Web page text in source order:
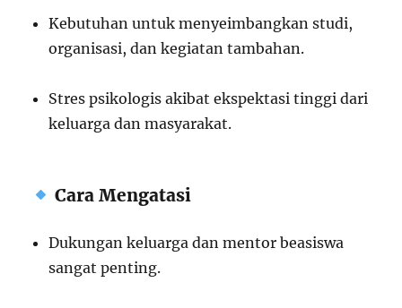
Kebutuhan untuk menyeimbangkan studi,
organisasi, dan kegiatan tambahan.
Stres psikologis akibat ekspektasi tinggi dari
keluarga dan masyarakat.
Cara Mengatasi
Dukungan keluarga dan mentor beasiswa
sangat penting.